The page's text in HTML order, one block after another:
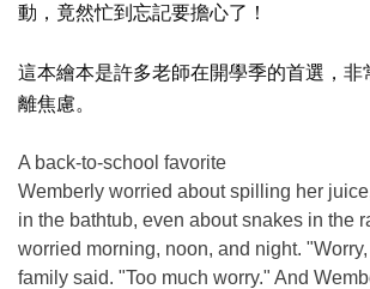
動，竟然忙到忘記要擔心了！
這本繪本是許多老師在開學季的首選，非
離焦慮。
A back-to-school favorite
Wemberly worried about spilling her
in the bathtub, even about snakes in the
worried morning, noon, and night.
family said. "Too much worry." And